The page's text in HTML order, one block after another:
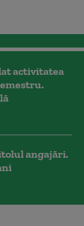
activitatea
angajări.